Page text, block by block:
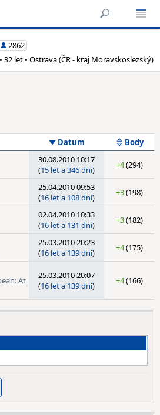
2862
• 32 let • Ostrava (ČR - kraj Moravskoslezský)
Datum
Body
30.08.2010 10:17
(15 let a 346 dní) +4(294)
25.04.2010 09:53
(16 let a 108 dní) +3(198)
02.04.2010 10:33
(16 let a 131 dní) +3(182)
25.03.2010 20:23
(16 let a 139 dní) +4(175)
At
25.03.2010 20:07
(16 let a 139 dní) +4(166)